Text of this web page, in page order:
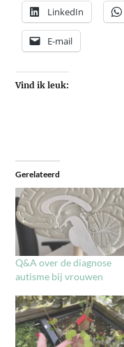
LinkedIn
E-mail
Vind ik leuk:
Gerelateerd
Q&A over de diagnose
autisme bij vrouwen